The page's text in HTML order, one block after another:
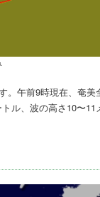
。午前9時現在、奄
ル、波の高さ10〜